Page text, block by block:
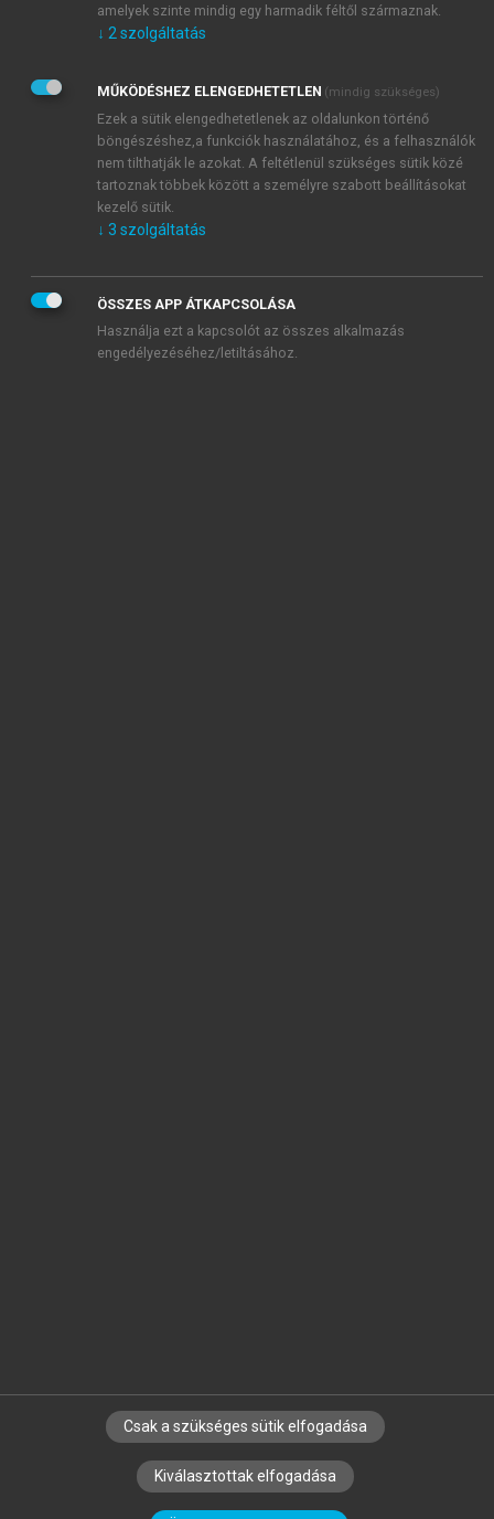
Kérek értesítést a MeRSZ újdonságairól, akcióiról.
Kérek értesítést az Akadémiai Kiadó Zrt. újdonságairól,
Adatkezelési tájékoztatóbanfoglaltakat tudomásul
veszem és elfogadom.
Általános vásárlási feltételeket, valamint a szotar.netés a
mersz.huoldalak licencszerződéseiben foglaltakat
tudomásul veszem és elfogadom.
KIPRÓBÁLOM
SZERZŐKNEK CÉGEKNEK KÖNYVTÁROSOKNAK
SZERKESZTÉSI ÉS LEKTORÁLÁSI ALAPELVEK
amelyek szinte mindig egy harmadik féltől származnak.
↓ 2 szolgáltatás
MŰKÖDÉSHEZ ELENGEDHETETLEN (mindig szükséges)
Ezek a sütik elengedhetetlenek az oldalunkon történő
böngészéshez,a funkciók használatához, és a felhasználók
nem tilthatják le azokat. A feltétlenül szükséges sütik közé
tartoznak többek között a személyre szabott beállításokat
kezelő sütik.
↓ 3 szolgáltatás
ÖSSZES APP ÁTKAPCSOLÁSA
Használja ezt a kapcsolót az összes alkalmazás
engedélyezéséhez/letiltásához.
Csak a szükséges sütik elfogadása
Kiválasztottak elfogadása